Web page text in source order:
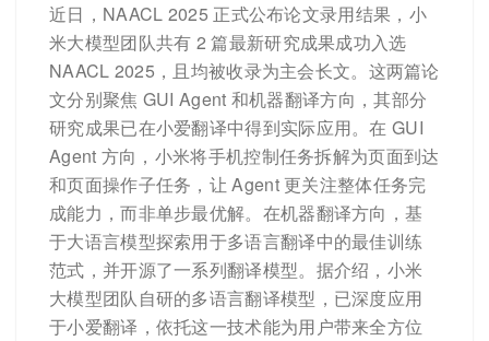
近日，NAACL 2025 正式公布论文录用结果，小
米大模型团队共有 2 篇最新研究成果成功入选
NAACL 2025，且均被收录为主会长文。这两篇论
文分别聚焦 GUI Agent 和机器翻译方向，其部分
研究成果已在小爱翻译中得到实际应用。在 GUI
Agent 方向，小米将手机控制任务拆解为页面到达
和页面操作子任务，让 Agent 更关注整体任务完
成能力，而非单步最优解。在机器翻译方向，基
于大语言模型探索用于多语言翻译中的最佳训练
范式，并开源了一系列翻译模型。据介绍，小米
大模型团队自研的多语言翻译模型，已深度应用
于小爱翻译，依托这一技术能为用户带来全方位